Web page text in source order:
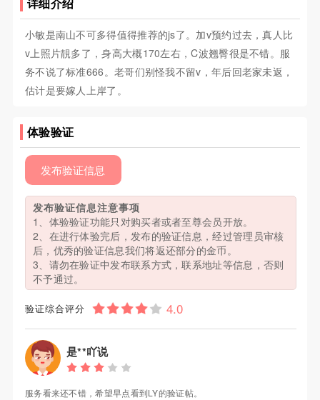
详细介绍
小敏是南山不可多得值得推荐的js了。加v预约过去，真人比
v上照片靚多了，身高大概170左右，C波翘臀很是不错。服
务不说了标准666。老哥们别怪我不留v，年后回老家未返，
估计是要嫁人上岸了。
体验验证
发布验证信息
发布验证信息注意事项
1、体验验证功能只对购买者或者至尊会员开放。
2、在进行体验完后，发布的验证信息，经过管理员审核
后，优秀的验证信息我们将返还部分的金币。
3、请勿在验证中发布联系方式，联系地址等信息，否则
不予通过。
验证综合评分
是**吖说
服务看来还不错，希望早点看到LY的验证帖。